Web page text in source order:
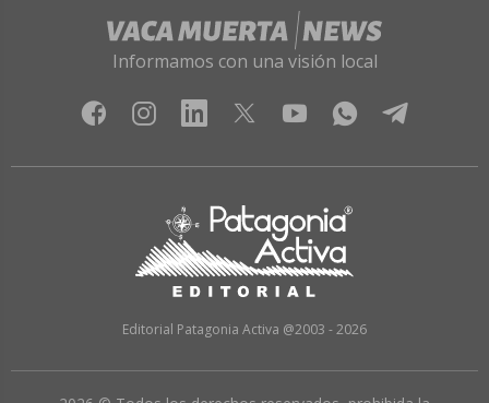
Informamos con una visión local
Editorial Patagonia Activa @2003 - 2026